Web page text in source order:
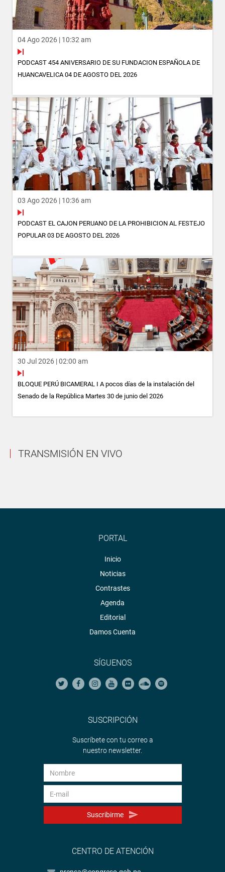
04 Ago 2026 | 10:32 am
PODCAST 454 ANIVERSARIO DE SU FUNDACION ESPAÑOLA DE
HUANCAVELICA 04 DE AGOSTO DEL 2026
03 Ago 2026 | 10:36 am
PODCAST EL CAJON PERUANO DE LA PROHIBICION AL FESTEJO
POPULAR 03 DE AGOSTO DEL 2026
30 Jul 2026 | 02:00 am
BLOQUE PERÚ BICAMERAL I A pocos días de la instalación del
Senado de la República Martes 30 de junio del 2026
TRANSMISIÓN EN VIVO
PORTAL
Inicio
Noticias
Contrastes
Agenda
Editorial
Damos Cuenta
SÍGUENOS
SUSCRIPCIÓN
Suscríbete con tu correo a
nuestro newsletter.
Suscribirme
CENTRO DE ATENCIÓN